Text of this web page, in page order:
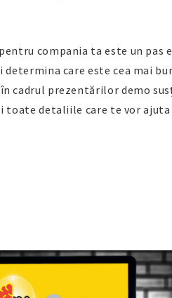
compania ta este un pas
care este cea mai
cadrul prezentărilor demo
detaliile care te vor ajuta